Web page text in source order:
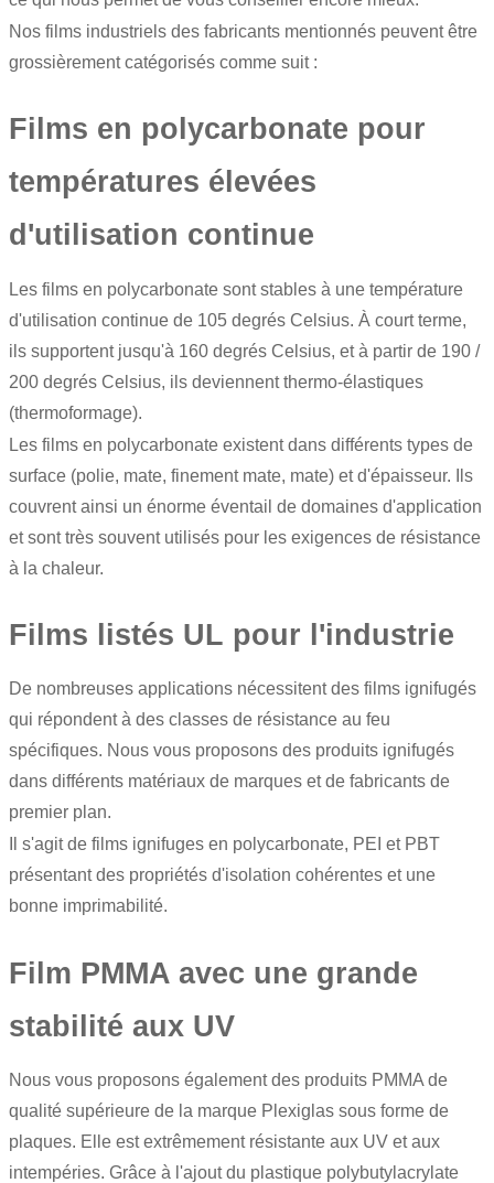
Nos films industriels des fabricants mentionnés peuvent être
grossièrement catégorisés comme suit :
Films en polycarbonate pour
températures élevées
d'utilisation continue
Les films en polycarbonate sont stables à une température
d'utilisation continue de 105 degrés Celsius. À court terme,
ils supportent jusqu'à 160 degrés Celsius, et à partir de 190 /
200 degrés Celsius, ils deviennent thermo-élastiques
(thermoformage).
Les films en polycarbonate existent dans différents types de
surface (polie, mate, finement mate, mate) et d'épaisseur. Ils
couvrent ainsi un énorme éventail de domaines d'application
et sont très souvent utilisés pour les exigences de résistance
à la chaleur.
Films listés UL pour l'industrie
De nombreuses applications nécessitent des films ignifugés
qui répondent à des classes de résistance au feu
spécifiques. Nous vous proposons des produits ignifugés
dans différents matériaux de marques et de fabricants de
premier plan.
Il s'agit de films ignifuges en polycarbonate, PEI et PBT
présentant des propriétés d'isolation cohérentes et une
bonne imprimabilité.
Film PMMA avec une grande
stabilité aux UV
Nous vous proposons également des produits PMMA de
qualité supérieure de la marque Plexiglas sous forme de
plaques. Elle est extrêmement résistante aux UV et aux
intempéries. Grâce à l'ajout du plastique polybutylacrylate